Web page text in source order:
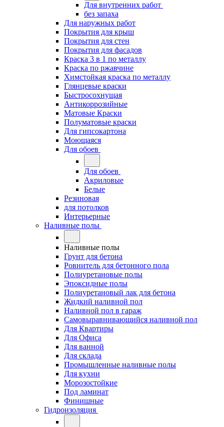
Для внутренних работ
без запаха
Для наружных работ
Покрытия для крыш
Покрытия для стен
Покрытия для фасадов
Краска 3 в 1 по металлу
Краска по ржавчине
Химстойкая краска по металлу
Глянцевые краски
Быстросохнущая
Антикоррозийные
Матовые Краски
Полуматовые краски
Для гипсокартона
Моющаяся
Для обоев
Для обоев
Акриловые
Белые
Резиновая
для потолков
Интерьерные
Наливные полы
Наливные полы
Грунт для бетона
Ровнитель для бетонного пола
Полиуретановые полы
Эпоксидные полы
Полиуретановый лак для бетона
Жидкий наливной пол
Наливной пол в гараж
Самовыравнивающийся наливной пол
Для Квартиры
Для Офиса
Для ванной
Для склада
Промышленные наливные полы
Для кухни
Морозостойкие
Под ламинат
Финишные
Гидроизоляция